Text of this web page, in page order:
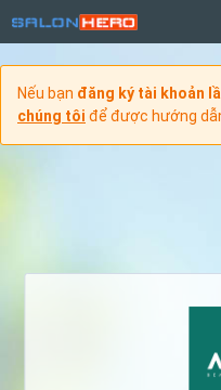
Nếu bạn đăng ký tài khoản
chúng tôi để được hướng